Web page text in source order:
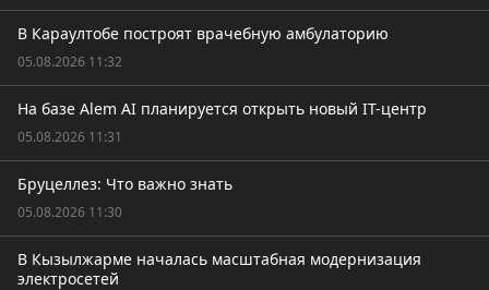
В Караултобе построят врачебную амбулаторию
05.08.2026 11:32
На базе Alem AI планируется открыть новый IT-центр
05.08.2026 11:31
Бруцеллез: Что важно знать
05.08.2026 11:30
В Кызылжарме началась масштабная модернизация
электросетей